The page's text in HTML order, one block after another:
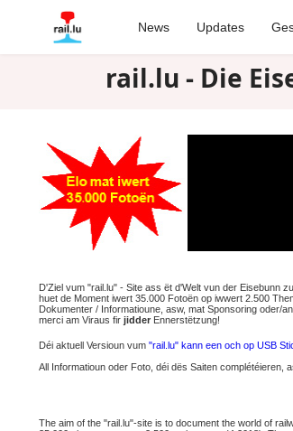
News Updates
rail.lu - Die